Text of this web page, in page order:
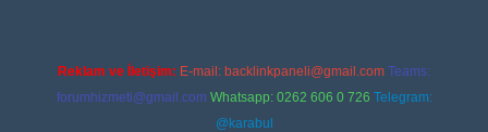
Reklam ve İletişim: E-mail: backlinkpaneli@gmail.com Teams:
forumhizmeti@gmail.com Whatsapp: 0262 606 0 726 Telegram:
@karabul